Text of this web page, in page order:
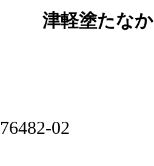
津軽塗たなか
76482-02